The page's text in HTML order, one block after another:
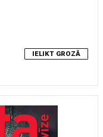
IELIKT GROZĀ